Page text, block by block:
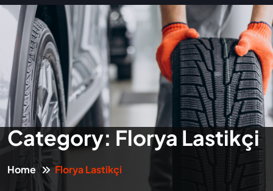
Category: Florya Lastikçi
Home Florya Lastikçi